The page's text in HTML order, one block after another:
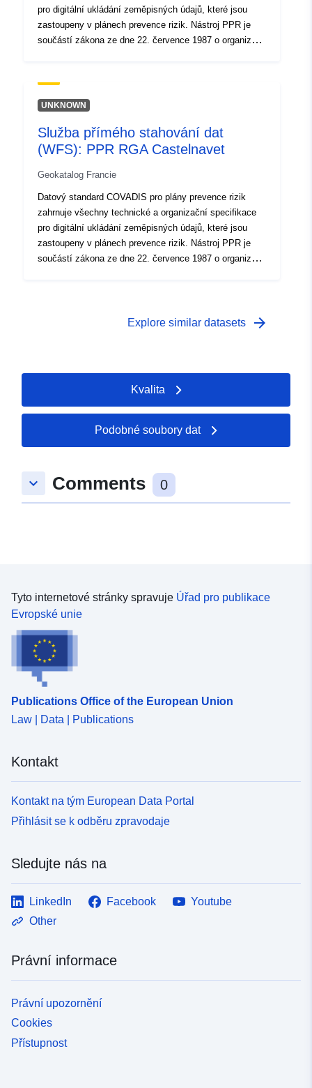
pro digitální ukládání zeměpisných údajů, které jsou
zastoupeny v plánech prevence rizik. Nástroj PPR je
součástí zákona ze dne 22. července 1987 o organizaci
rozhoduje prefekt.
UNKNOWN
Služba přímého stahování dat
(WFS): PPR RGA Castelnavet
Geokatalog Francie
Datový standard COVADIS pro plány prevence rizik
zahrnuje všechny technické a organizační specifikace
pro digitální ukládání zeměpisných údajů, které jsou
zastoupeny v plánech prevence rizik. Nástroj PPR je
součástí zákona ze dne 22. července 1987 o organizaci
Explore similar datasets arrow_forward
Kvalita
Podobné soubory dat
keyboard_arrow_down Comments 0
Tyto internetové stránky spravuje Úřad pro publikace
Evropské unie
Publications Office of the European Union
Law | Data | Publications
Kontakt
Kontakt na tým European Data Portal
Přihlásit se k odběru zpravodaje
Sledujte nás na
LinkedIn Facebook
Youtube
Other
Právní informace
Právní upozornění
Cookies
Přístupnost